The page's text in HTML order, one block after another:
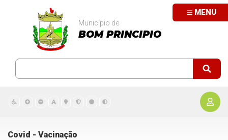
MENU
Município de
BOM PRINCIPIO
Covid - Vacinação